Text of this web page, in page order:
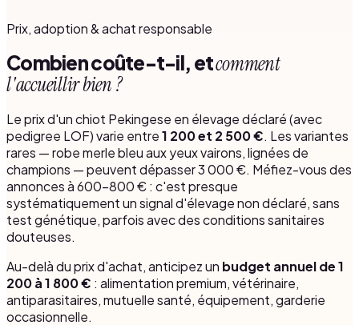
Prix, adoption & achat responsable
Combien coûte-t-il, etcomment
l'accueillir bien ?
Le prix d'un chiot Pekingese en élevage déclaré (avec
pedigree LOF) varie entre1 200 et 2 500 €. Les variantes
rares — robe merle bleu aux yeux vairons, lignées de
champions — peuvent dépasser 3 000 €. Méfiez-vous des
annonces à 600-800 € : c'est presque
systématiquement un signal d'élevage non déclaré, sans
test génétique, parfois avec des conditions sanitaires
douteuses.
Au-delà du prix d'achat, anticipez un budget annuel de 1
200 à 1 800 € : alimentation premium, vétérinaire,
antiparasitaires, mutuelle santé, équipement, garderie
occasionnelle.